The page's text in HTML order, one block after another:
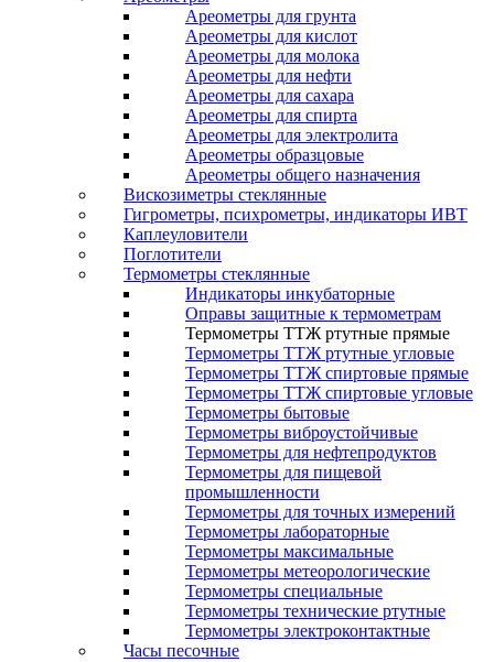
Ареометры для грунта
Ареометры для кислот
Ареометры для молока
Ареометры для нефти
Ареометры для сахара
Ареометры для спирта
Ареометры для электролита
Ареометры образцовые
Ареометры общего назначения
Вискозиметры стеклянные
Гигрометры, психрометры, индикаторы ИВТ
Каплеуловители
Поглотители
Термометры стеклянные
Индикаторы инкубаторные
Оправы защитные к термометрам
Термометры ТТЖ ртутные прямые
Термометры ТТЖ ртутные угловые
Термометры ТТЖ спиртовые прямые
Термометры ТТЖ спиртовые угловые
Термометры бытовые
Термометры виброустойчивые
Термометры для нефтепродуктов
Термометры для пищевой
промышленности
Термометры для точных измерений
Термометры лабораторные
Термометры максимальные
Термометры метеорологические
Термометры специальные
Термометры технические ртутные
Термометры электроконтактные
Часы песочные